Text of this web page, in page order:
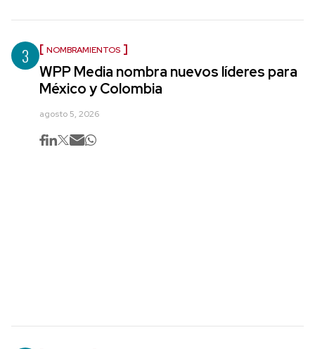
3 NOMBRAMIENTOS
WPP Media nombra nuevos líderes para
México y Colombia
agosto 5, 2026